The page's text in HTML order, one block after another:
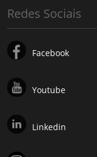
Redes Sociais
Facebook
Youtube
Linkedin